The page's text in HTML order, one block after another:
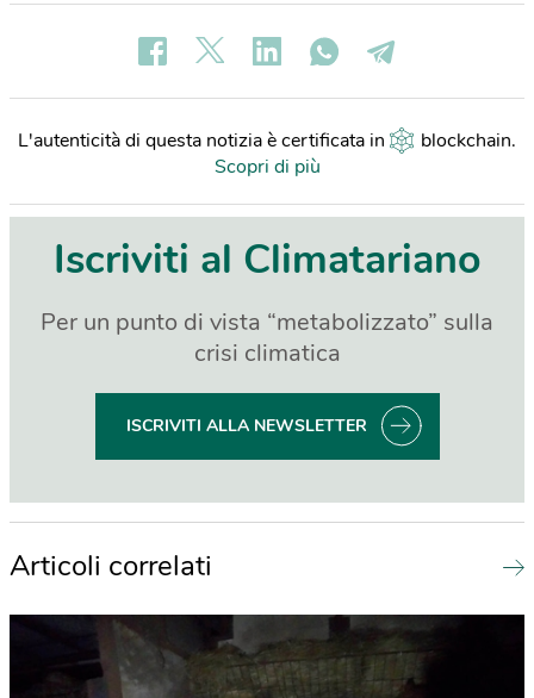
L'autenticità di questa notizia è certificata in blockchain.
Scopri di più
Iscriviti al Climatariano
Per un punto di vista “metabolizzato” sulla
crisi climatica
ISCRIVITI ALLA NEWSLETTER
Articoli correlati